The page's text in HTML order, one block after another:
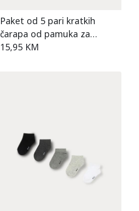
Paket od 5 pari kratkih
čarapa od pamuka za
dječake
15,95 KM